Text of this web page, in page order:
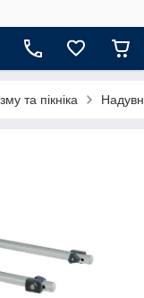
та пікніка